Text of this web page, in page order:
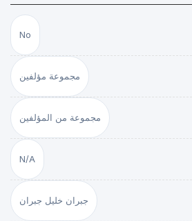
No
مجموعة مؤلفين
مجموعة من المؤلفين
N/A
جبران خليل جبران